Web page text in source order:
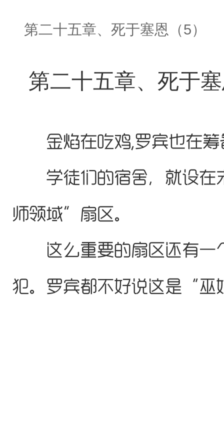
第二十五章、死于塞恩（5）
第二十五章、死于